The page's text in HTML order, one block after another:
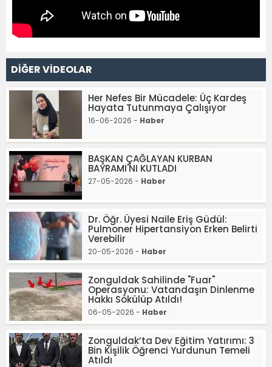
DİĞER VİDEOLAR
Her Nefes Bir Mücadele: Üç Kardeş
Hayata Tutunmaya Çalışıyor
16-06-2026 - Haber
BAŞKAN ÇAĞLAYAN KURBAN
BAYRAMI'NI KUTLADI
27-05-2026 - Haber
Dr. Öğr. Üyesi Naile Eriş Güdül:
Pulmoner Hipertansiyon Erken Belirti
Verebilir
20-05-2026 - Haber
Zonguldak Sahilinde "Fuar"
Operasyonu: Vatandaşın Dinlenme
Hakkı Sökülüp Atıldı!
06-05-2026 - Haber
Zonguldak’ta Dev Eğitim Yatırımı: 3
Bin Kişilik Öğrenci Yurdunun Temeli
Atıldı